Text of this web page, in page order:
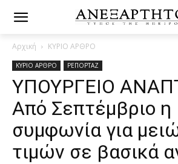
Αρχική ΚΥΡΙΟ ΑΡΘΡΟ
ΚΥΡΙΟ ΑΡΘΡΟ ΡΕΠΟΡΤΑΖ
ΥΠΟΥΡΓΕΙΟ
Από Σεπτέμβριο η
συμφωνία για
τιμών σε βασικά